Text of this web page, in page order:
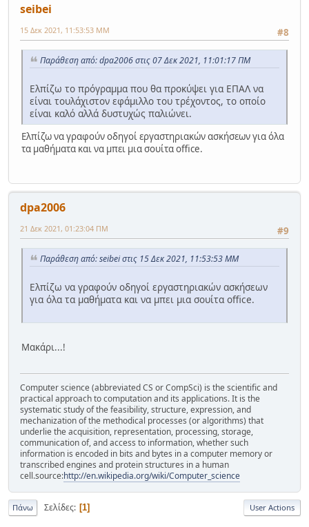
seibei
#8
15 Δεκ 2021, 11:53:53 ΜΜ
Παράθεση από: dpa2006 στις 07 Δεκ 2021, 11:01:17 ΠΜ
Ελπίζω το πρόγραμμα που θα προκύψει για ΕΠΑΛ να
είναι τουλάχιστον εφάμιλλο του τρέχοντος, το οποίο
είναι καλό αλλά δυστυχώς παλιώνει.
Ελπίζω να γραφούν οδηγοί εργαστηριακών ασκήσεων για όλα
τα μαθήματα και να μπει μια σουίτα office.
dpa2006
#9
21 Δεκ 2021, 01:23:04 ΠΜ
Παράθεση από: seibei στις 15 Δεκ 2021, 11:53:53 ΜΜ
Ελπίζω να γραφούν οδηγοί εργαστηριακών ασκήσεων
για όλα τα μαθήματα και να μπει μια σουίτα office.
Μακάρι...!
Computer science (abbreviated CS or CompSci) is the scientific and
practical approach to computation and its applications. It is the
systematic study of the feasibility, structure, expression, and
mechanization of the methodical processes (or algorithms) that
underlie the acquisition, representation, processing, storage,
communication of, and access to information, whether such
information is encoded in bits and bytes in a computer memory or
transcribed engines and protein structures in a human
cell.source:http://en.wikipedia.org/wiki/Computer_science
Πάνω Σελίδες 1 User Actions